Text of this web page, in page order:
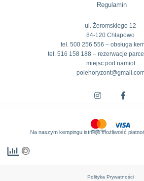
Regulamin
ul. Żeromskiego 12
84-120 Chłapowo
tel. 500 256 556 – obsługa
tel. 516 158 188 – rezerwacje
miejsc pod namiot
Na naszym kempingu istnieje możliwość
Polityka Prywatności